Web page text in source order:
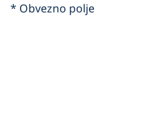
* Obvezno polje